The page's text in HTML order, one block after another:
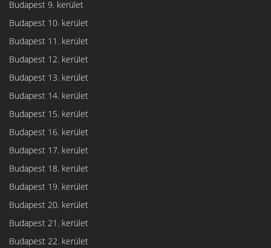
Budapest 9. kerület
Budapest 10. kerület
Budapest 11. kerület
Budapest 12. kerület
Budapest 13. kerület
Budapest 14. kerület
Budapest 15. kerület
Budapest 16. kerület
Budapest 17. kerület
Budapest 18. kerület
Budapest 19. kerület
Budapest 20. kerület
Budapest 21. kerület
Budapest 22. kerület